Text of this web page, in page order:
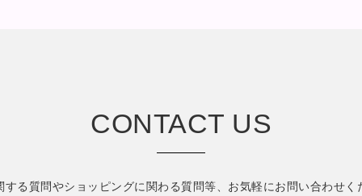
CONTACT US
する質問やショッピングに関わる質問等、 お気軽にお問い合わせく